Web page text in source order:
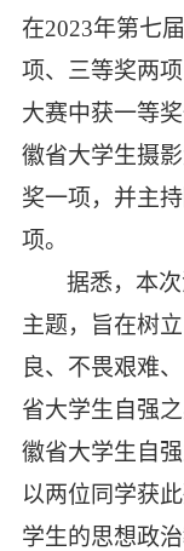
在2023年第七
项、三等奖两
大赛中获一等
徽省大学生摄
奖一项，并主
项。
据悉，本
主题，旨在树
良、不畏艰难
省大学生自强
徽省大学生自
以两位同学获
学生的思想政